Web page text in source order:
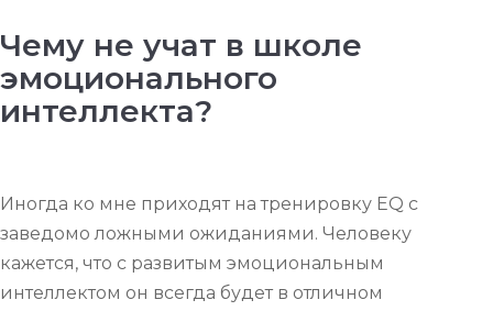
Чему не учат в школе
эмоционального
интеллекта?
Иногда ко мне приходят на тренировку EQ с
заведомо ложными ожиданиями. Человеку
кажется, что с развитым эмоциональным
интеллектом он всегда будет в отличном